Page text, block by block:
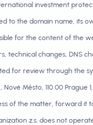
investment
to the domain name, its
for the content of
changes, DNS
review through the
Město, 110 00 Prague
of the matter, forward
z.s. does not